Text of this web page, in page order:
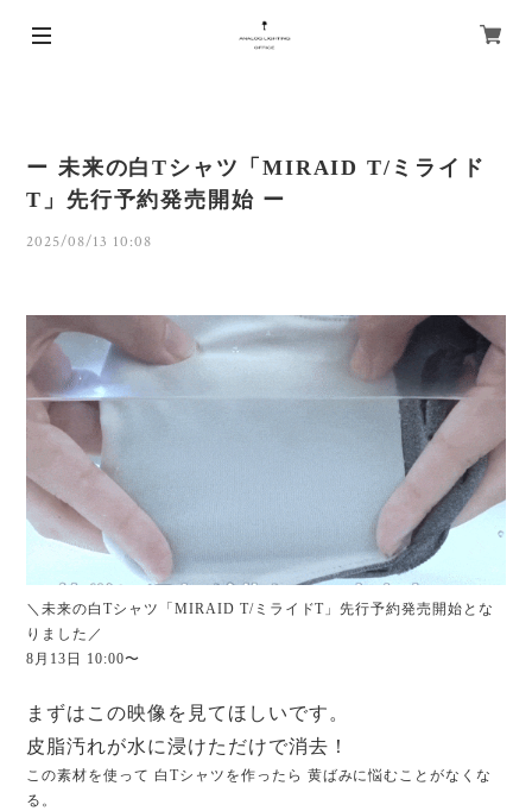
ー 未来の白Tシャツ「MIRAID T/ミライド
T」先行予約発売開始 ー
2025/08/13 10:08
＼未来の白Tシャツ「MIRAID T/ミライドT」先行予約発売開始とな
りました／
8月13日 10:00〜
まずはこの映像を見てほしいです。
皮脂汚れが水に浸けただけで消去！
この素材を使って 白Tシャツを作ったら 黄ばみに悩むことがなくな
る。